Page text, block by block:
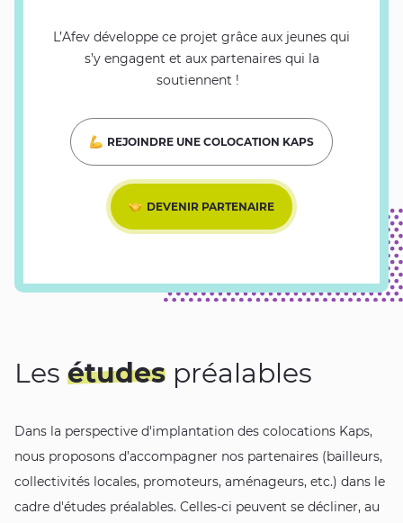
L’Afev développe ce projet grâce aux jeunes qui
s’y engagent et aux partenaires qui la
soutiennent !
REJOINDRE UNE COLOCATION KAPS
DEVENIR PARTENAIRE
Lesétudespréalables
Dans la perspective d'implantation des colocations Kaps,
nous proposons d’accompagner nos partenaires (bailleurs,
collectivités locales, promoteurs, aménageurs, etc.) dans le
cadre d'études préalables. Celles-ci peuvent se décliner, au